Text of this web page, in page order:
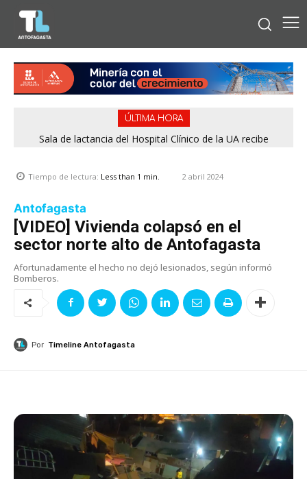
ÚLTIMA HORA
Sala de lactancia del Hospital Clínico de la UA recibe
Junio impulsa el turismo: Aumentan los visitantes y la
Tiempo de lectura: Less than 1 min. 2 abril 2024
Antofagasta
[VIDEO] Vivienda colapsó en el
sector norte alto de Antofagasta
Afortunadamente el hecho no dejó lesionados, según informó
Bomberos.
Por Timeline Antofagasta